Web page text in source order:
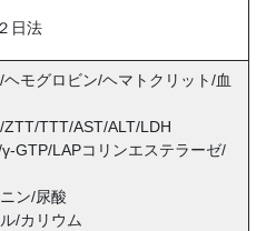
日法
モグロビン/ヘマトクリット/血
TTT/AST/ALT/LDH
GTP/LAPコリンエステラーゼ/
ン/尿酸
/カリウム